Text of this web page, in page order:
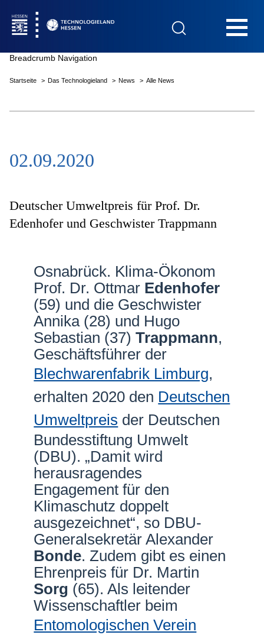
Das Technologieland
Innovationsfelder
Netzwerke
Breadcrumb Navigation
Startseite Das Technologieland News Alle News
02.09.2020
Deutscher Umweltpreis für Prof. Dr.
Edenhofer und Geschwister Trappmann
Osnabrück. Klima-Ökonom
Prof. Dr. Ottmar Edenhofer
(59) und die Geschwister
Annika (28) und Hugo
Sebastian (37)Trappmann,
Geschäftsführer der
Blechwarenfabrik Limburg,
erhalten 2020 den Deutschen
Umweltpreis der Deutschen
Bundesstiftung Umwelt
(DBU). „Damit wird
herausragendes
Engagement für den
Klimaschutz doppelt
ausgezeichnet“, so DBU-
Generalsekretär Alexander
Bonde. Zudem gibt es einen
Ehrenpreis für Dr. Martin
Sorg (65). Als leitender
Wissenschaftler beim
Entomologischen Verein